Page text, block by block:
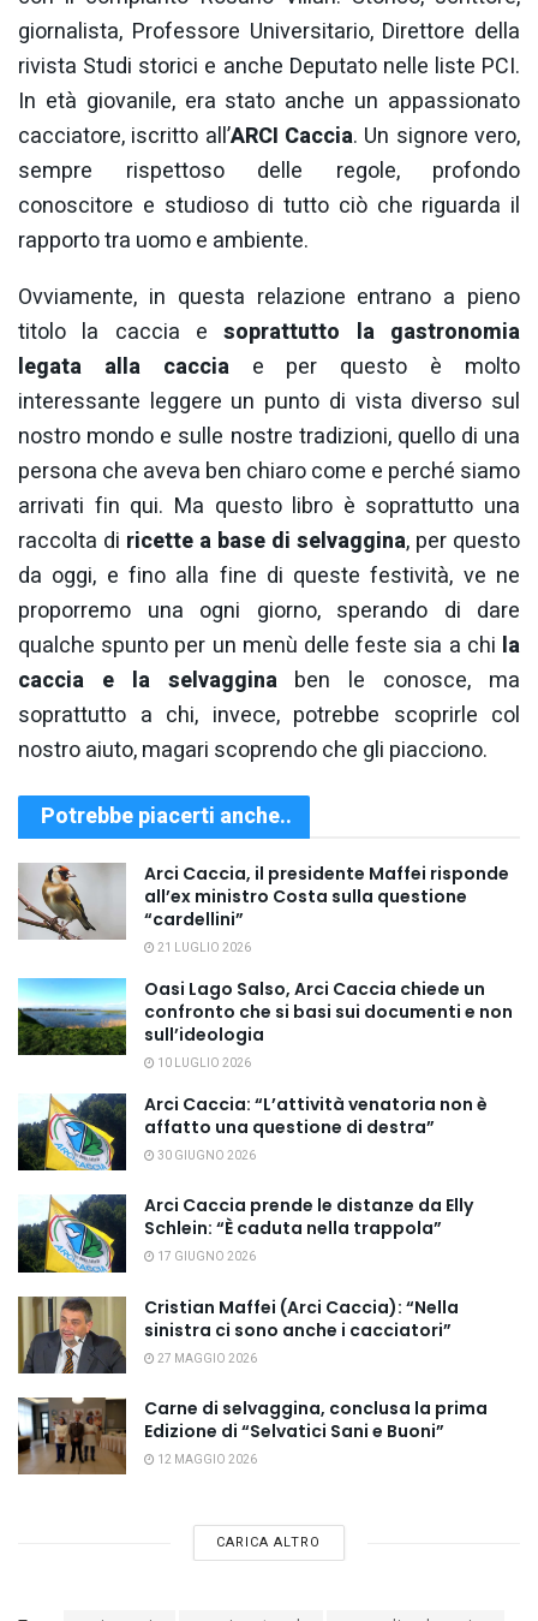
giornalista, Professore Universitario, Direttore della
rivista Studi storici e anche Deputato nelle liste PCI.
In età giovanile, era stato anche un appassionato
cacciatore, iscritto all’ARCI Caccia. Un signore vero,
sempre rispettoso delle regole, profondo
conoscitore e studioso di tutto ciò che riguarda il
rapporto tra uomo e ambiente.
Ovviamente, in questa relazione entrano a pieno
titolo la caccia esoprattutto la gastronomia
legata alla cacciae per questo è molto
interessante leggere un punto di vista diverso sul
nostro mondo e sulle nostre tradizioni, quello di una
persona che aveva ben chiaro come e perché siamo
arrivati fin qui. Ma questo libro è soprattutto una
raccolta di ricette a base di selvaggina, per questo
da oggi, e fino alla fine di queste festività, ve ne
proporremo una ogni giorno, sperando di dare
qualche spunto per un menù delle feste sia a chi la
caccia e la selvagginaben le conosce, ma
soprattutto a chi, invece, potrebbe scoprirle col
nostro aiuto, magari scoprendo che gli piacciono.
Potrebbe piacerti anche..
Arci Caccia, il presidente Maffei risponde
all’ex ministro Costa sulla questione
“cardellini”
21 LUGLIO 2026
Oasi Lago Salso, Arci Caccia chiede un
confronto che si basi sui documenti e non
sull’ideologia
10 LUGLIO 2026
Arci Caccia: “L’attività venatoria non è
affatto una questione di destra”
30 GIUGNO 2026
Arci Caccia prende le distanze da Elly
Schlein: “È caduta nella trappola”
17 GIUGNO 2026
Cristian Maffei (Arci Caccia): “Nella
sinistra ci sono anche i cacciatori”
27 MAGGIO 2026
Carne di selvaggina, conclusa la prima
Edizione di “Selvatici Sani e Buoni”
12 MAGGIO 2026
CARICA ALTRO